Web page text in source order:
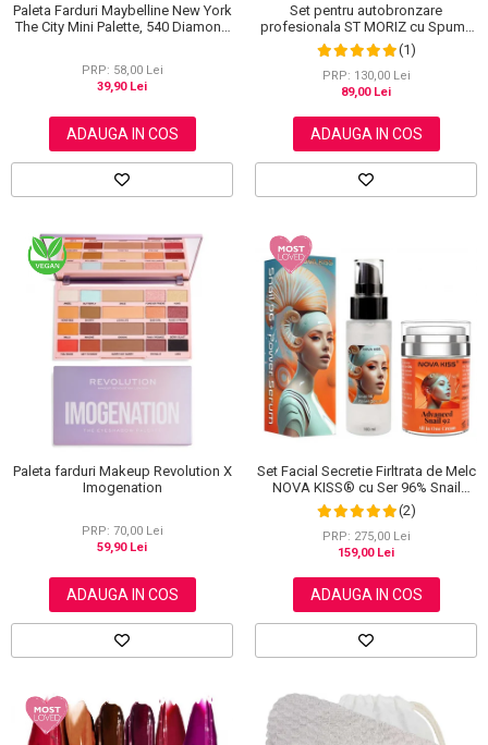
Paleta Farduri Maybelline New York
The City Mini Palette, 540 Diamond
PRP: 58,00 Lei
39,90 Lei
ADAUGA IN COS
Set pentru autobronzare
profesionala ST MORIZ cu Spuma
Dark Fast Drying si Manusa Velvet
Tanning Mitt
(1)
PRP: 130,00 Lei
89,00 Lei
ADAUGA IN COS
Paleta farduri Makeup Revolution X
Imogenation
PRP: 70,00 Lei
59,90 Lei
ADAUGA IN COS
Set Facial Secretie Firltrata de Melc
NOVA KISS® cu Ser 96% Snail
Power si Crema Advanced Snail 92
All in One
(2)
PRP: 275,00 Lei
159,00 Lei
ADAUGA IN COS